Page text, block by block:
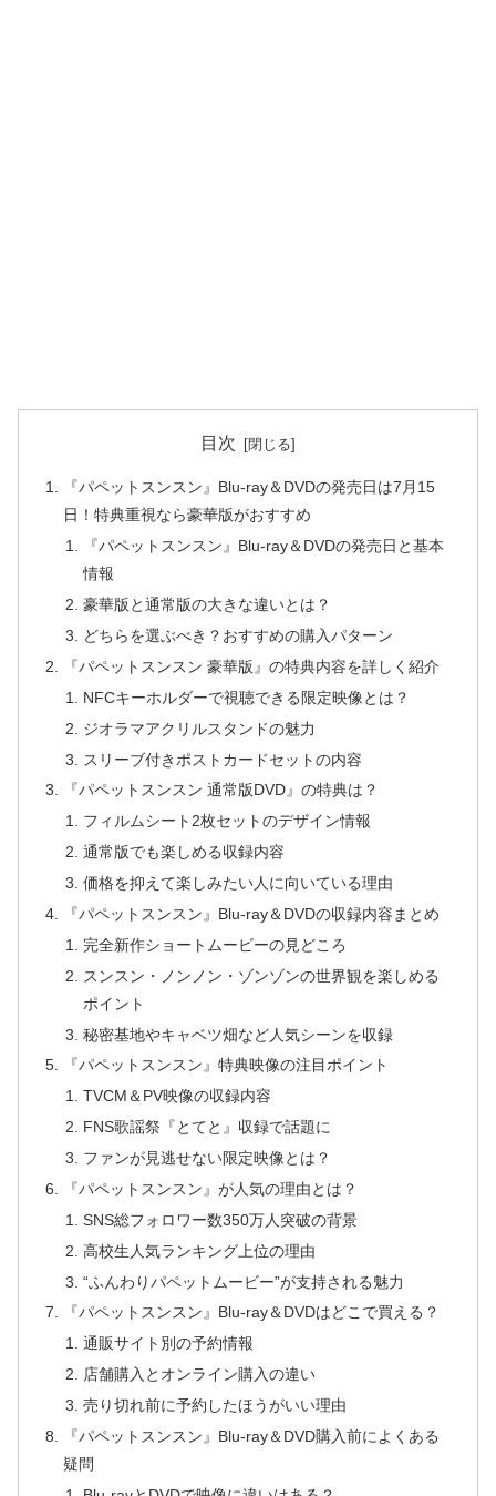
目次
『パペットスンスン』Blu-ray＆DVDの発売日は7月15
日！特典重視なら豪華版がおすすめ
『パペットスンスン』Blu-ray＆DVDの発売日と基本
情報
豪華版と通常版の大きな違いとは？
どちらを選ぶべき？おすすめの購入パターン
『パペットスンスン 豪華版』の特典内容を詳しく紹介
NFCキーホルダーで視聴できる限定映像とは？
ジオラマアクリルスタンドの魅力
スリーブ付きポストカードセットの内容
『パペットスンスン 通常版DVD』の特典は？
フィルムシート2枚セットのデザイン情報
通常版でも楽しめる収録内容
価格を抑えて楽しみたい人に向いている理由
『パペットスンスン』Blu-ray＆DVDの収録内容まとめ
完全新作ショートムービーの見どころ
スンスン・ノンノン・ゾンゾンの世界観を楽しめる
ポイント
秘密基地やキャベツ畑など人気シーンを収録
『パペットスンスン』特典映像の注目ポイント
TVCM＆PV映像の収録内容
FNS歌謡祭『とてと』収録で話題に
ファンが見逃せない限定映像とは？
『パペットスンスン』が人気の理由とは？
SNS総フォロワー数350万人突破の背景
高校生人気ランキング上位の理由
“ふんわりパペットムービー”が支持される魅力
『パペットスンスン』Blu-ray＆DVDはどこで買える？
通販サイト別の予約情報
店舗購入とオンライン購入の違い
売り切れ前に予約したほうがいい理由
『パペットスンスン』Blu-ray＆DVD購入前によくある
疑問